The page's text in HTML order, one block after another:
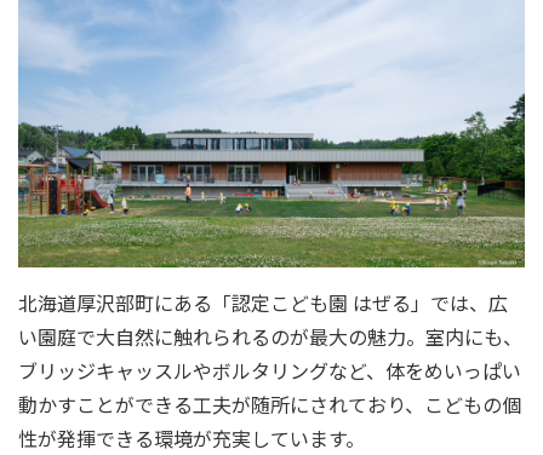
北海道厚沢部町にある「認定こども園 はぜる」では、広
い園庭で大自然に触れられるのが最大の魅力。室内にも、
ブリッジキャッスルやボルタリングなど、体をめいっぱい
動かすことができる工夫が随所にされており、こどもの個
性が発揮できる環境が充実しています。